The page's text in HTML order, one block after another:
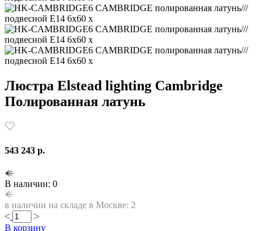
Люстра Elstead lighting Cambridge
Полированная латунь
543 243 р.
В наличии: 0
в наличии на складе в Москве: 2
В корзину